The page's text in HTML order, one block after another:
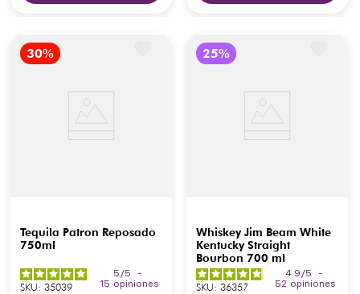
Tequila Patron Reposado
750ml
5 /5
-
15 opiniones
SKU: 35039
Whiskey Jim Beam White
Kentucky Straight
Bourbon 700 ml
4.9 /5
-
52 opiniones
SKU: 36357